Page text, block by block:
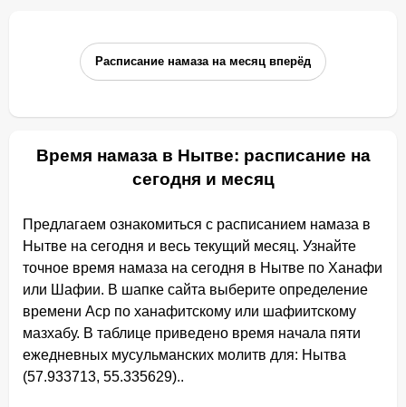
Расписание намаза на месяц вперёд
Время намаза в Нытве: расписание на
сегодня и месяц
Предлагаем ознакомиться с расписанием намаза в
Нытве на сегодня и весь текущий месяц. Узнайте
точное время намаза на сегодня в Нытве по Ханафи
или Шафии. В шапке сайта выберите определение
времени Аср по ханафитскому или шафиитскому
мазхабу. В таблице приведено время начала пяти
ежедневных мусульманских молитв для: Нытва
(57.933713, 55.335629)..